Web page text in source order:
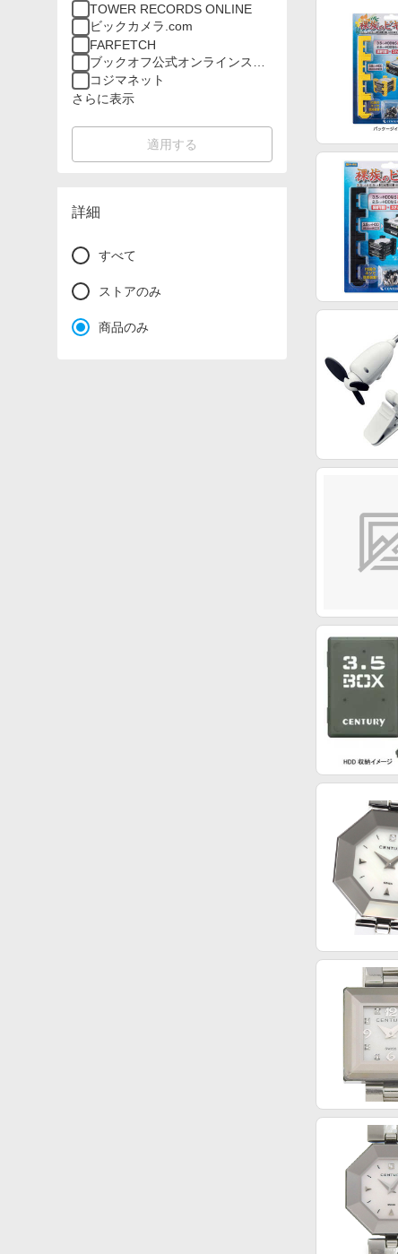
TOWER RECORDS ONLINE
ビックカメラ.com
FARFETCH
ブックオフ公式オンラインスト
ア
コジマネット
さらに表示
適用する
詳細
すべて
ストアのみ
商品のみ